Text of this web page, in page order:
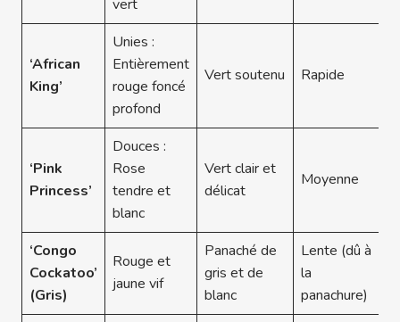
vert
‘African
King’
Unies :
Entièrement
rouge foncé
profond
Vert soutenu Rapide
‘Pink
Princess’
Douces :
Rose
tendre et
blanc
Vert clair et
délicat
Moyenne
‘Congo
Cockatoo’
(Gris)
Rouge et
jaune vif
Panaché de
gris et de
blanc
Lente (dû à
la
panachure)